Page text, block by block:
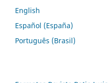
English
Español (España)
Português (Brasil)